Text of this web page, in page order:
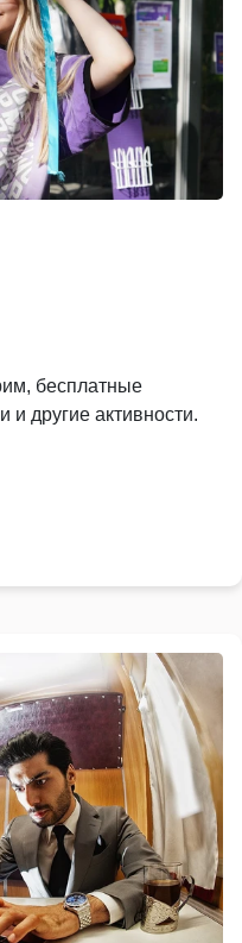
бесплатные
другие активности.